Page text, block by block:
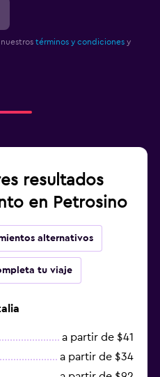
términos y condiciones y
resultados
en Petrosino
alternativos
tu viaje
a partir de $41
a partir de $34